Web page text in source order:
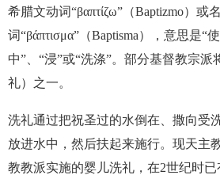
希腊文动词“βαπτίζω”（Baptizmo）或名
词“βάπτισμα”（Baptisma），意思是“
中”、“浸”或“洗涤”。部分基督教宗派
礼）之一。
洗礼通过把祝圣过的水倒在、撒向受
放进水中，然后扶起来施行。现天主
教教派实施的婴儿洗礼，在2世纪时